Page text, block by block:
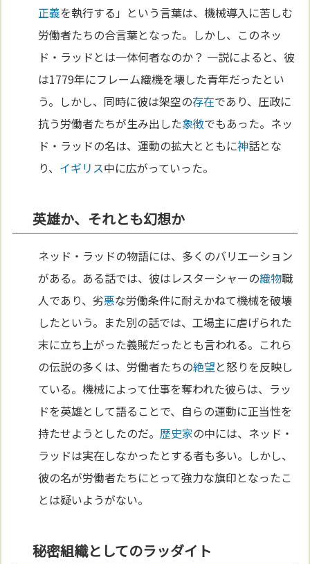
正義を執行する」という言葉は、機械導入に苦しむ
労働者たちの合言葉となった。しかし、このネッ
ド・ラッドとは一体何者なのか？ 一説によると、彼
は1779年にフレーム織機を壊した青年だったとい
う。しかし、同時に彼は架空の存在であり、圧政に
抗う労働者たちが生み出した象徴でもあった。ネッ
ド・ラッドの名は、運動の拡大とともに神話とな
り、 イギリス中に広がっていった。
英雄か、それとも幻想か
ネッド・ラッドの物語には、多くのバリエーション
がある。ある話では、彼はレスターシャーの織物職
人であり、劣悪な労働条件に耐えかねて機械を破壊
したという。また別の話では、工場主に虐げられた
末に立ち上がった義賊だったとも言われる。これら
の伝説の多くは、労働者たちの絶望と怒りを反映し
ている。機械によって仕事を奪われた彼らは、ラッ
ドを英雄として語ることで、自らの運動に正当性を
持たせようとしたのだ。歴史家の中には、ネッド・
ラッドは実在しなかったとする者も多い。しかし、
彼の名が労働者たちにとって強力な旗印となったこ
とは疑いようがない。
秘密組織としてのラッダイト